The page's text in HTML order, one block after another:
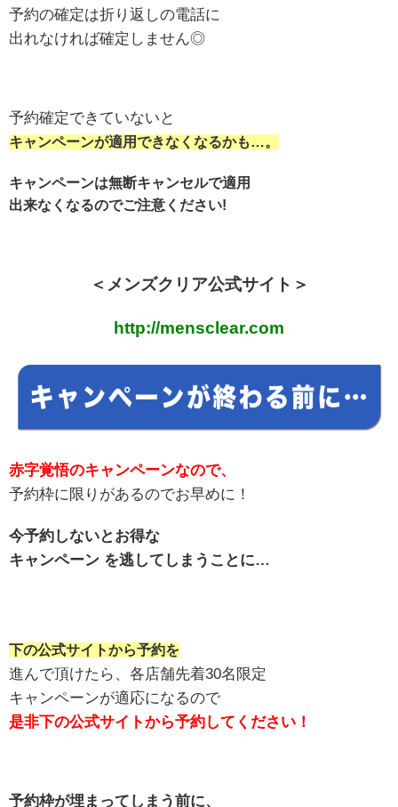
予約の確定は折り返しの電話に
出れなければ確定しません◎
予約確定できていないと
キャンペーンが適用できなくなるかも…。
キャンペーンは無断キャンセルで適用
出来なくなるのでご注意ください!
＜メンズクリア公式サイト＞
http://mensclear.com
赤字覚悟のキャンペーンなので、
予約枠に限りがあるのでお早めに！
今予約しないとお得な
キャンペーン を逃してしまうことに…
下の公式サイトから予約を
進んで頂けたら、各店舗先着30名限定
キャンペーンが適応になるので
是非下の公式サイトから予約してください！
予約枠が埋まってしまう前に、